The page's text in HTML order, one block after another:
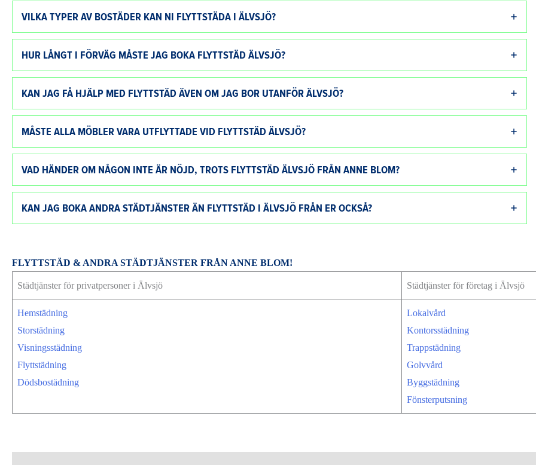
VILKA TYPER AV BOSTÄDER KAN NI FLYTTSTÄDA I ÄLVSJÖ?
HUR LÅNGT I FÖRVÄG MÅSTE JAG BOKA FLYTTSTÄD ÄLVSJÖ?
KAN JAG FÅ HJÄLP MED FLYTTSTÄD ÄVEN OM JAG BOR UTANFÖR ÄLVSJÖ?
MÅSTE ALLA MÖBLER VARA UTFLYTTADE VID FLYTTSTÄD ÄLVSJÖ?
VAD HÄNDER OM NÅGON INTE ÄR NÖJD, TROTS FLYTTSTÄD ÄLVSJÖ FRÅN ANNE BLOM?
KAN JAG BOKA ANDRA STÄDTJÄNSTER ÄN FLYTTSTÄD I ÄLVSJÖ FRÅN ER OCKSÅ?
FLYTTSTÄD & ANDRA STÄDTJÄNSTER FRÅN ANNE BLOM!
Städtjänster för privatpersoner i Älvsjö Städtjänster för företag i Älvsjö
Hemstädning
Storstädning
Visningsstädning
Flyttstädning
Dödsbostädning
Lokalvård
Kontorsstädning
Trappstädning
Golvvård
Byggstädning
Fönsterputsning